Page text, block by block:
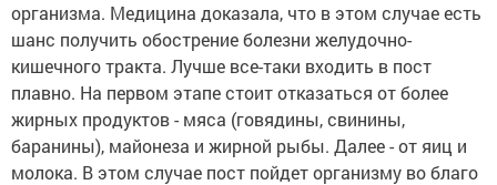
организма. Медицина доказала, что в этом случае есть
шанс получить обострение болезни желудочно-
кишечного тракта. Лучше все-таки входить в пост
плавно. На первом этапе стоит отказаться от более
жирных продуктов - мяса (говядины, свинины,
баранины), майонеза и жирной рыбы. Далее - от яиц и
молока. В этом случае пост пойдет организму во благо